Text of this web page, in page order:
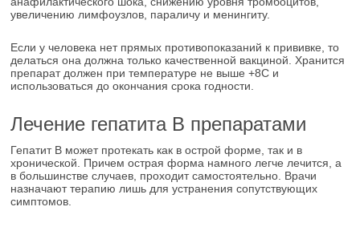
увеличению лимфоузлов, параличу и менингиту.
Если у человека нет прямых противопоказаний к прививке, то
делаться она должна только качественной вакциной. Хранится
препарат должен при температуре не выше +8С и
использоваться до окончания срока годности.
Лечение гепатита В препаратами
Гепатит В может протекать как в острой форме, так и в
хронической. Причем острая форма намного легче лечится, а
в большинстве случаев, проходит самостоятельно. Врачи
назначают терапию лишь для устранения сопутствующих
симптомов.